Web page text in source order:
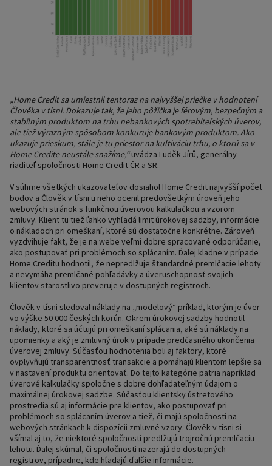
„Home Credit sa umiestnil tentoraz na najvyššej priečke v hodnotení
Člověka v tísni. Dokazuje tak, že jeho pôžička je férovým, bezpečným a
stabilným produktom na trhu nebankových spotrebiteľských úverov,
ale tiež výrazným spôsobom konkuruje bankovým produktom. Ako
ukazuje prieskum, stále je tu priestor na kultiváciu trhu, o ktorú sa v
Home Credite neustále snažíme,“uvádza Luděk Jírů, generálny
riaditeľ spoločnosti Home Credit ČR a SR.
V súhrne všetkých ukazovateľov dosiahol Home Credit najvyšší počet
bodov a Člověk v tísni u neho ocenil predovšetkým úroveň jeho
webových stránok s funkčnou úverovou kalkulačkou a vzorom
zmluvy. Klient tu tiež ľahko vyhľadá limit úrokovej sadzby, informácie
o nákladoch pri omeškaní, ktoré sú dostatočne konkrétne. Zároveň
vyzdvihuje fakt, že je na webe veľmi dobre spracované odporúčanie,
ako postupovať pri problémoch so splácaním. Ďalej kladne v prípade
Home Creditu hodnotil, že nepredlžuje štandardné premlčacie lehoty
a nevymáha premlčané pohľadávky a úveruschopnosť svojich
klientov starostlivo preveruje v dostupných registroch.
Člověk v tísni sledoval náklady na „modelový“ príklad, ktorým je úver
vo výške 50 000 českých korún. Okrem úrokovej sadzby hodnotil
náklady, ktoré sa účtujú pri omeškaní splácania, aké sú náklady na
upomienky a aký je zmluvný úrok v prípade predčasného ukončenia
úverovej zmluvy. Súčasťou hodnotenia boli aj faktory, ktoré
ovplyvňujú transparentnosť transakcie a pomáhajú klientom lepšie sa
v nastavení produktu orientovať. Do tejto kategórie patria napríklad
úverové kalkulačky spoločne s dobre dohľadateľným údajom o
maximálnej úrokovej sadzbe. Súčasťou klientsky ústretového
prostredia sú aj informácie pre klientov, ako postupovať pri
problémoch so splácaním úverov a tiež, či majú spoločnosti na
webových stránkach k dispozícii zmluvné vzory. Člověk v tísni si
všímal aj to, že niektoré spoločnosti predlžujú trojročnú premlčaciu
lehotu. Ďalej skúmal, či spoločnosti nazerajú do dostupných
registrov, prípadne, kde hľadajú ďalšie informácie.